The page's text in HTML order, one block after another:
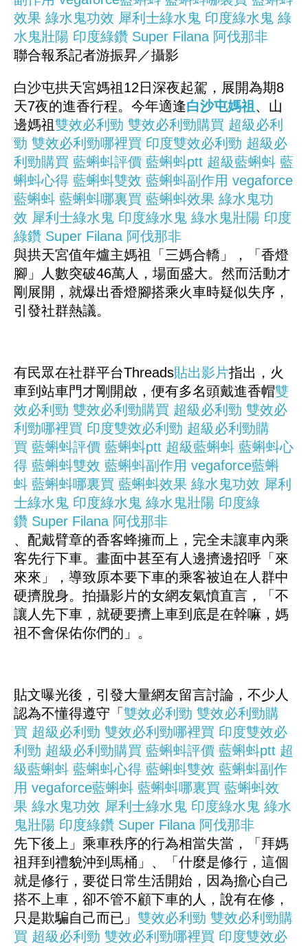
效果 綠水鬼功效 犀利士綠水鬼 印度綠水鬼 綠
水鬼壯陽 印度綠鑽 Super Filana 阿伐那非
聯合報系記者游振昇／攝影
白沙屯拱天宮媽祖12日深夜起駕，展開為期8
天7夜的進香行程。今年適逢白沙屯媽祖 、山
邊媽祖雙效必利勁 雙效必利勁購買 超級必利
勁 雙效必利勁哪裡買 印度雙效必利勁 超級必
利勁購買 藍蝌蚪評價 藍蝌蚪ptt 超級藍蝌蚪 藍
蝌蚪心得 藍蝌蚪雙效 藍蝌蚪副作用 vegaforce
藍蝌蚪 藍蝌蚪哪裏買 藍蝌蚪效果 綠水鬼功
效 犀利士綠水鬼 印度綠水鬼 綠水鬼壯陽 印度
綠鑽 Super Filana 阿伐那非
與拱天宮值年爐主媽祖「三媽合轎」，「香燈
腳」人數突破46萬人，場面盛大。然而活動才
剛展開，就爆出香燈腳搭乘火車時疑似失序，
引發社群熱議。
有民眾在社群平台Threads貼出影片指出，火
車到站車門才剛開啟，便有多名頭戴進香帽雙
效必利勁 雙效必利勁購買 超級必利勁 雙效必
利勁哪裡買 印度雙效必利勁 超級必利勁購
買 藍蝌蚪評價 藍蝌蚪ptt 超級藍蝌蚪 藍蝌蚪心
得 藍蝌蚪雙效 藍蝌蚪副作用 vegaforce藍蝌
蚪 藍蝌蚪哪裏買 藍蝌蚪效果 綠水鬼功效 犀利
士綠水鬼 印度綠水鬼 綠水鬼壯陽 印度綠
鑽 Super Filana 阿伐那非
、配戴臂章的香客蜂擁而上，完全未讓車內乘
客先行下車。畫面中甚至有人邊擠邊招呼「來
來來」，導致原本要下車的乘客被迫在人群中
硬擠脫身。拍攝影片的女網友氣憤直言，「不
讓人先下車，就硬要擠上車到底是在幹嘛，媽
祖不會保佑你們的」。
貼文曝光後，引發大量網友留言討論，不少人
認為不懂得遵守「 雙效必利勁 雙效必利勁購
買 超級必利勁 雙效必利勁哪裡買 印度雙效必
利勁 超級必利勁購買 藍蝌蚪評價 藍蝌蚪ptt 超
級藍蝌蚪 藍蝌蚪心得 藍蝌蚪雙效 藍蝌蚪副作
用 vegaforce藍蝌蚪 藍蝌蚪哪裏買 藍蝌蚪效
果 綠水鬼功效 犀利士綠水鬼 印度綠水鬼 綠水
鬼壯陽 印度綠鑽 Super Filana 阿伐那非
先下後上」乘車秩序的行為相當失當，「拜媽
祖拜到禮貌沖到馬桶」、「什麼是修行，這個
就是修行，要從日常生活開始，因為擔心自己
搭不上車，卻不管不顧下車的人，說有在修，
只是欺騙自己而已」 雙效必利勁 雙效必利勁購
買 超級必利勁 雙效必利勁哪裡買 印度雙效必